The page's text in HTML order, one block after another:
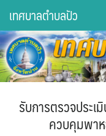
content
DWQA Ask Question
DWQA Questions
กองการศึกษา
เทศบาลตำบลปัว
รับการตรวจประ
ควบคุมพา